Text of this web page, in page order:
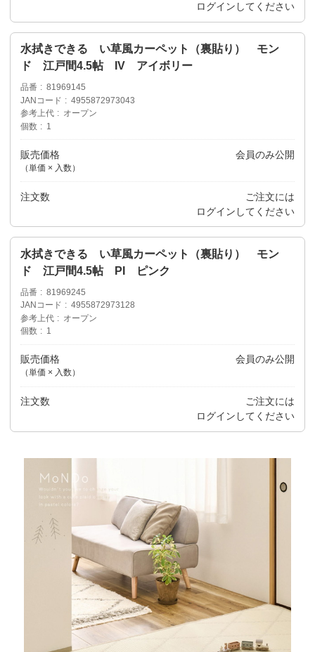
ログイン してください
水拭きできる い草風カーペット（裏貼り） モン
ド 江戸間4.5帖 IV アイボリー
品番
81969145
JANコード
4955872973043
参考上代
オープン
個数
1
販売価格
（単価 × 入数）
会員のみ公開
注文数
ご注文には
ログイン してください
水拭きできる い草風カーペット（裏貼り） モン
ド 江戸間4.5帖 PI ピンク
品番
81969245
JANコード
4955872973128
参考上代
オープン
個数
1
販売価格
（単価 × 入数）
会員のみ公開
注文数
ご注文には
ログイン してください